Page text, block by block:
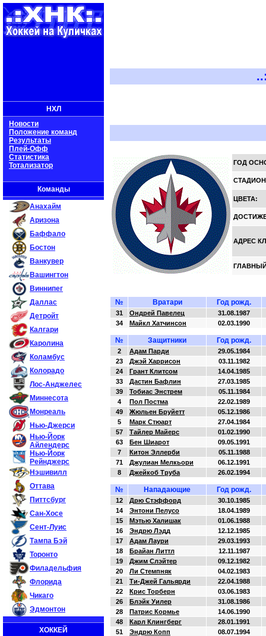
НХЛ
Новости
Положение команд
Результаты
Плей-Офф
Статистика
Тотализатор
Команды
Анахайм
Аризона
Баффало
Бостон
Ванкувер
Вашингтон
Виннипег
Даллас
Детройт
Калгари
Каролина
Коламбус
Колорадо
Лос-Анджелес
Миннесота
Монреаль
Нью-Джерси
Нью-Йорк
Айлендерс
Нью-Йорк
Рейнджерс
Нэшивилл
Оттава
Питтсбург
Сан-Хосе
Сент-Луис
Тампа Бэй
Торонто
Филадельфия
Флорида
Чикаго
Эдмонтон
ХОККЕЙ
..::
ГОД
ЦВЕТА:
АДРЕС
№ Вратари Год рожд.
31 Ондрей Павелец
31.08.1987
34
Майкл Хатчинсон 02.03.1990
№ Защитники Год рожд.
2 Адам Парди
29.05.1984
23
Джэй Харрисон
03.11.1982
24
Грант Клитсом
14.04.1985
33
Дастин Бафлин
27.03.1985
39
Тобиас Энстрем
05.11.1984
4
Пол Постма
22.02.1989
49
Жюльен Бруйетт
05.12.1986
5
Марк Стюарт
27.04.1984
57
Тайлер Майерс
01.02.1990
63
Бен Шиарот
09.05.1991
7
Китон Эллерби
05.11.1988
71
Джулиан Мелкьори
06.12.1991
8
Джейкоб Труба 26.02.1994
№ Нападающие Год рожд.
12 Дрю Стэффорд
30.10.1985
14
Энтони Пелусо
18.04.1989
15
Мэтью Халишак
01.06.1988
16
Эндрю Лэдд
12.12.1985
17
Адам Лаури
29.03.1993
18
Брайан Литтл
12.11.1987
19
Джим Слэйтер
09.12.1982
20
Ли Стемпняк
04.02.1983
21
Ти-Джей Гальярди
22.04.1988
22
Крис Торберн
03.06.1983
26
Блэйк Уилер
31.08.1986
28
Патрис Кормье
14.06.1990
48
Карл Клингберг
28.01.1991
51
Эндрю Копп
08.07.1994